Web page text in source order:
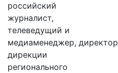
российский
журналист,
телеведущий и
медиаменеджер, директор
дирекции
регионального